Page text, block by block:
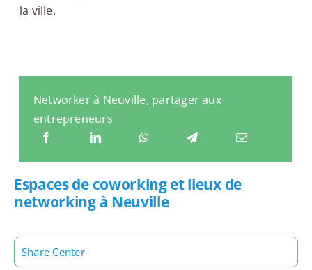
la ville.
Networker à Neuville, partager aux
entrepreneurs
Espaces de coworking et lieux de
networking à Neuville
Share Center